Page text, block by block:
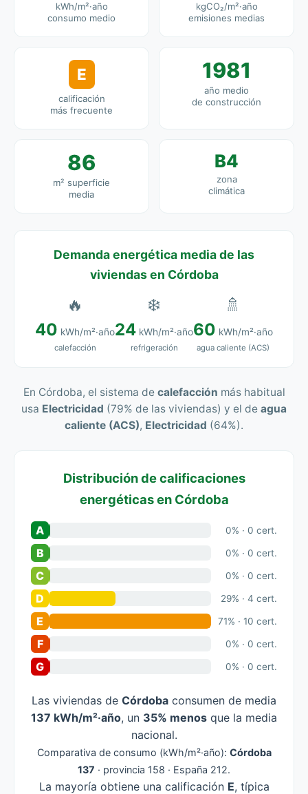
kWh/m²·año
consumo medio
kgCO₂/m²·año
emisiones medias
E
calificación
más frecuente
1981
año medio
de construcción
86
m² superficie
media
B4
zona
climática
Demanda energética media de las
viviendas en Córdoba
🔥
40 kWh/m²·año
calefacción
❄️
24 kWh/m²·año
refrigeración
🚿
60 kWh/m²·año
agua caliente (ACS)
En Córdoba, el sistema de calefacción más habitual
usa Electricidad (79% de las viviendas) y el de agua
caliente (ACS), Electricidad (64%).
Distribución de calificaciones
energéticas en Córdoba
A 0% · 0 cert.
B 0% · 0 cert.
C 0% · 0 cert.
D 29% · 4 cert.
E 71% · 10 cert.
F 0% · 0 cert.
G 0% · 0 cert.
Las viviendas de Córdoba consumen de media
137 kWh/m²·año, un 35% menos que la media
nacional.
Comparativa de consumo (kWh/m²·año): Córdoba
137 · provincia 158 · España 212.
La mayoría obtiene una calificación E, típica